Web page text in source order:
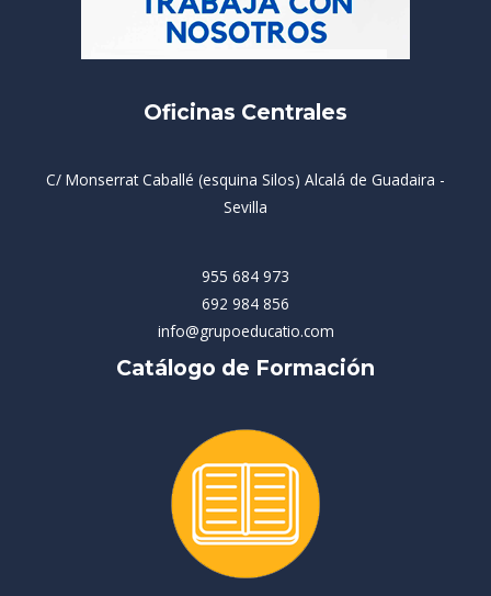
Oficinas Centrales
C/ Monserrat Caballé (esquina Silos) Alcalá de Guadaira -
Sevilla
955 684 973
692 984 856
info@grupoeducatio.com
Catálogo de Formación